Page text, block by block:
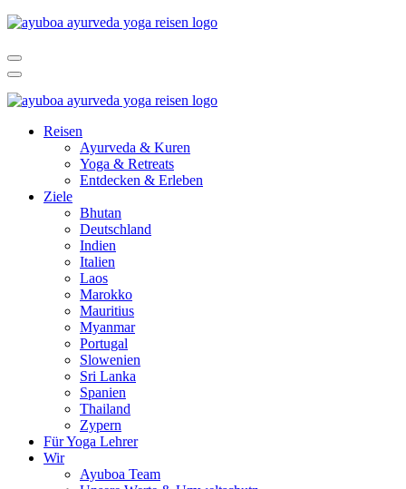
Reisen
Ayurveda & Kuren
Yoga & Retreats
Entdecken & Erleben
Ziele
Bhutan
Deutschland
Indien
Italien
Laos
Marokko
Mauritius
Myanmar
Portugal
Slowenien
Sri Lanka
Spanien
Thailand
Zypern
Für Yoga Lehrer
Wir
Ayuboa Team